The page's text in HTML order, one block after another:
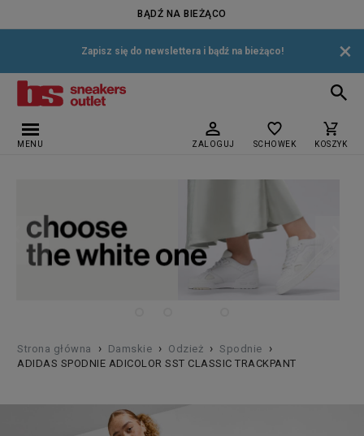
BĄDŹ NA BIEŻĄCO
Zapisz się do newslettera i bądź na bieżąco! ×
MENU ZALOGUJ SCHOWEK KOSZYK
Strona główna › Damskie › Odzież › Spodnie ›
ADIDAS SPODNIE ADICOLOR SST CLASSIC TRACKPANT